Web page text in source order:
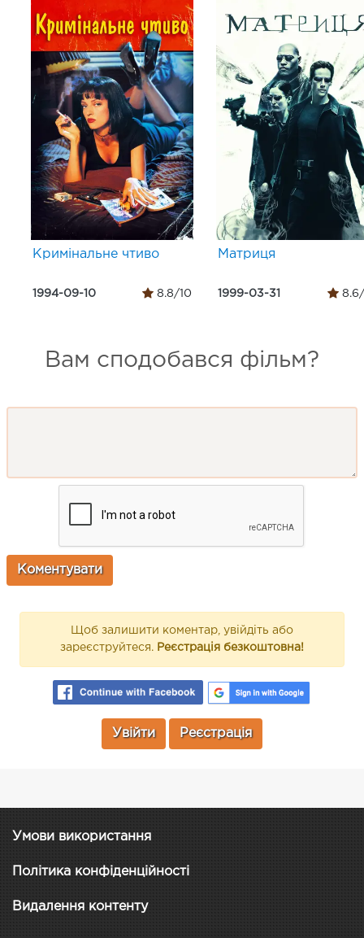
Кримінальне чтиво
1994-09-10 8.8/10
Матриця
1999-03-31 8.6/
Вам сподобався фільм?
Щоб залишити коментар, увійдіть або
зареєструйтеся. Реєстрація безкоштовна!
Увійти Реєстрація
Умови використання
Політика конфіденційності
Видалення контенту